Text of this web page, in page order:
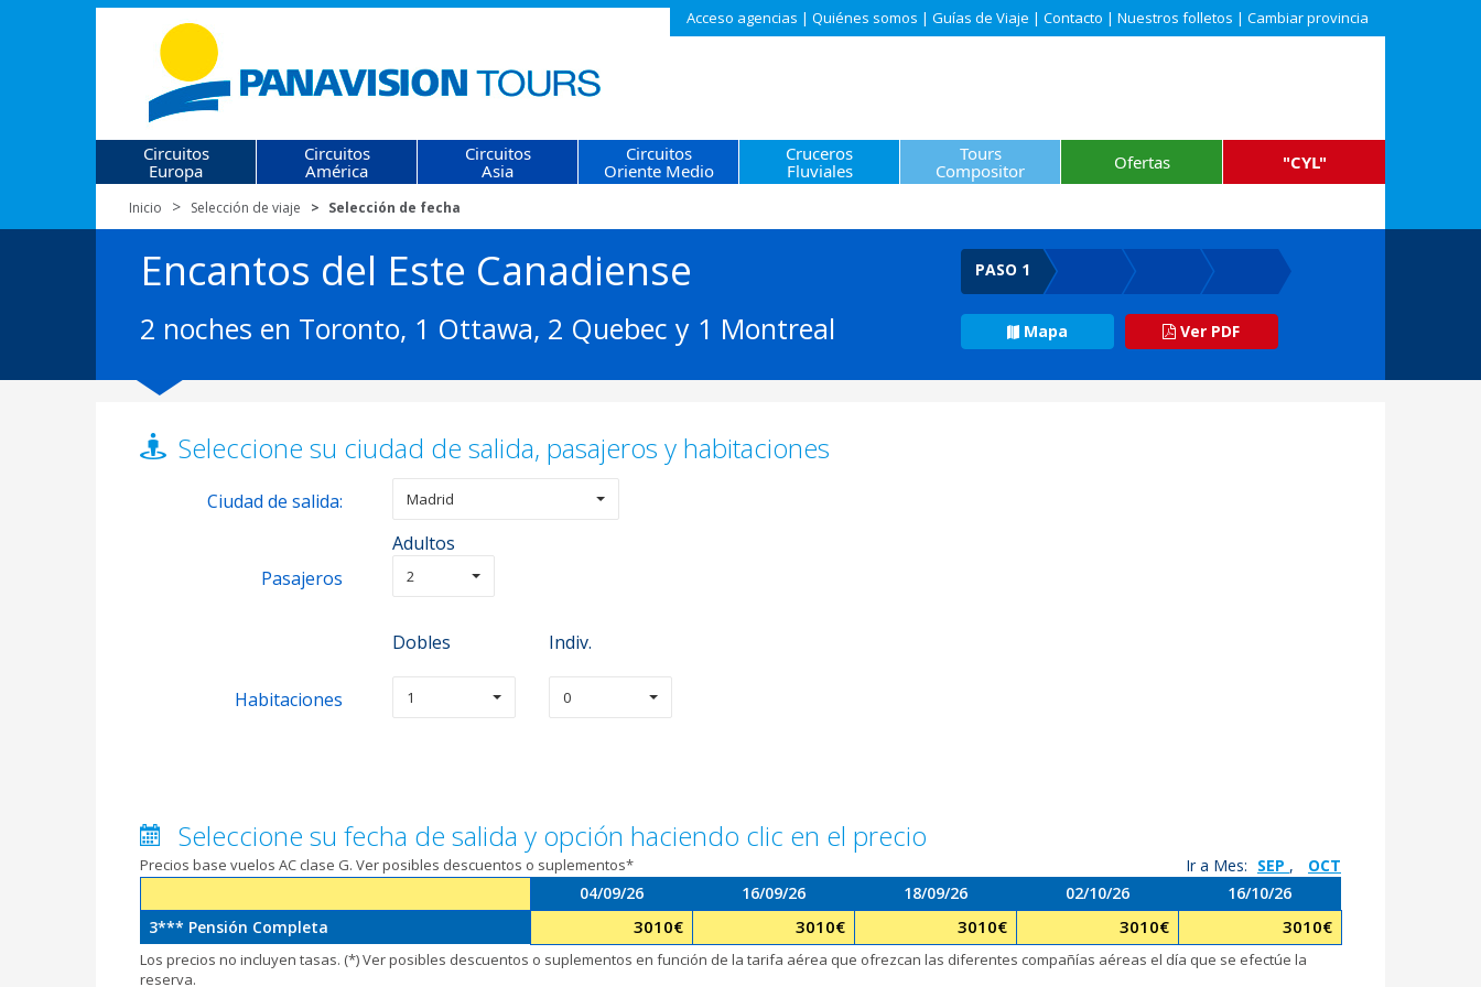
Acceso agencias | Quiénes somos | Guías de Viaje | Contacto | Nuestros folletos | Cambiar provincia
Circuitos
Europa
Circuitos
América
Circuitos
Asia
Circuitos
Oriente Medio
Cruceros
Fluviales
Tours
Compositor
Ofertas "CYL"
Inicio Selección de viaje Selección de fecha
Encantos del Este Canadiense
2 noches en Toronto, 1 Ottawa, 2 Quebec y 1 Montreal
PASO 1
Mapa Ver PDF
Seleccione su ciudad de salida, pasajeros y habitaciones
Ciudad de salida: Madrid
Adultos
Pasajeros
2
Dobles Indiv.
Habitaciones 1 0
Seleccione su fecha de salida y opción haciendo clic en el precio
Precios base vuelos AC clase G. Ver posibles descuentos o suplementos* Ir a Mes: SEP ,
OCT
04/09/26
16/09/26 18/09/26 02/10/26
16/10/26
3*** Pensión Completa
3010€ 3010€ 3010€ 3010€ 3010€
Los precios no incluyen tasas. (*) Ver posibles descuentos o suplementos en función de la tarifa aérea que ofrezcan las diferentes compañías aéreas el día que se efectúe la
reserva.